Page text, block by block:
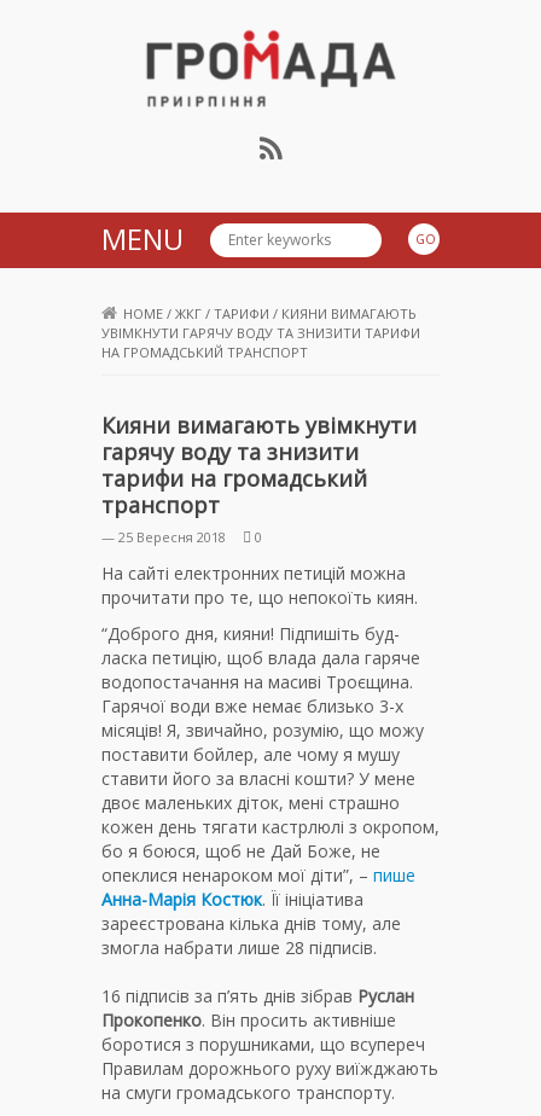
Громада Приірпіння
MENU
HOME / ЖКГ / ТАРИФИ / КИЯНИ ВИМАГАЮТЬ
УВІМКНУТИ ГАРЯЧУ ВОДУ ТА ЗНИЗИТИ ТАРИФИ
НА ГРОМАДСЬКИЙ ТРАНСПОРТ
Кияни вимагають увімкнути
гарячу воду та знизити
тарифи на громадський
транспорт
— 25 Вересня 2018 0
На сайті електронних петицій можна
прочитати про те, що непокоїть киян.
“Доброго дня, кияни! Підпишіть буд-
ласка петицію, щоб влада дала гаряче
водопостачання на масиві Троєщина.
Гарячої води вже немає близько 3-х
місяців! Я, звичайно, розумію, що можу
поставити бойлер, але чому я мушу
ставити його за власні кошти? У мене
двоє маленьких діток, мені страшно
кожен день тягати кастрлюлі з окропом,
бо я боюся, щоб не Дай Боже, не
опеклися ненароком мої діти”, – пише
Анна-Марія Костюк. Її ініціатива
зареєстрована кілька днів тому, але
змогла набрати лише 28 підписів.
16 підписів за п’ять днів зібрав Руслан
Прокопенко. Він просить активніше
боротися з порушниками, що всупереч
Правилам дорожнього руху виїжджають
на смуги громадського транспорту.